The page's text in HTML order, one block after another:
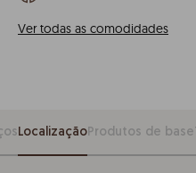
Ver todas as comodidades
LocalizaçãoProdutos de base